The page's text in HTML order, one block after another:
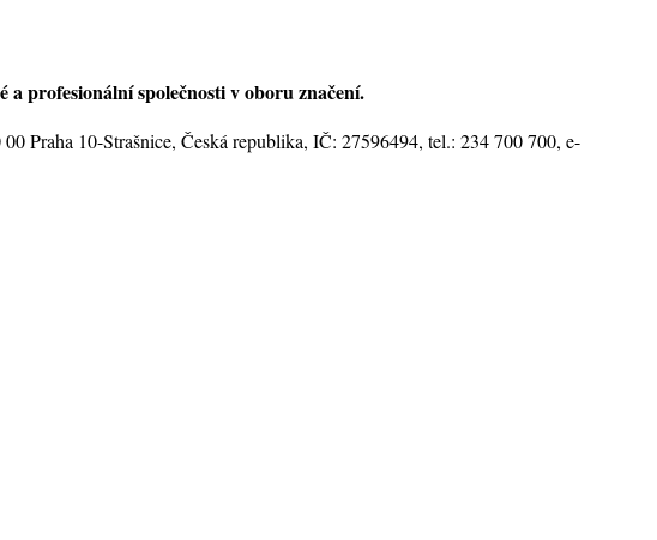
profesionální společnosti v oboru značení.
Praha 10-Strašnice, Česká republika, IČ: 27596494, tel.: 234 700 700, e-